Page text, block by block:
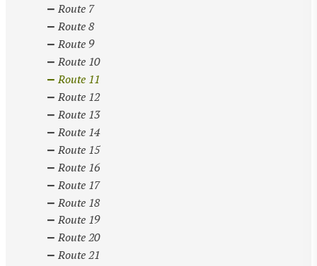
Route 7
Route 8
Route 9
Route 10
Route 11
Route 12
Route 13
Route 14
Route 15
Route 16
Route 17
Route 18
Route 19
Route 20
Route 21